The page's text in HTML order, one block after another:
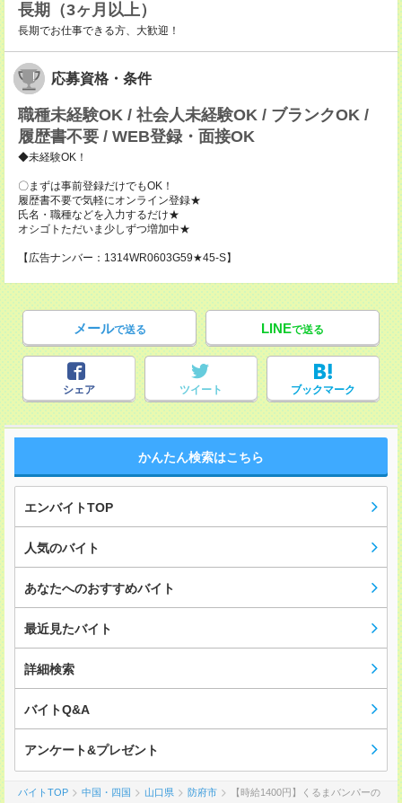
長期（3ヶ月以上）
長期でお仕事できる方、大歓迎！
応募資格・条件
職種未経験OK / 社会人未経験OK / ブランクOK /
履歴書不要 / WEB登録・面接OK
◆未経験OK！
〇まずは事前登録だけでもOK！
履歴書不要で気軽にオンライン登録★
氏名・職種などを入力するだけ★
オシゴトただいま少しずつ増加中★
【広告ナンバー：1314WR0603G59★45-S】
メールで送る LINEで送る
シェア ツイート ブックマーク
かんたん検索はこちら
エンバイトTOP
人気のバイト
あなたへのおすすめバイト
最近見たバイト
詳細検索
バイトQ&A
アンケート&プレゼント
バイトTOP 中国・四国 山口県 防府市
【時給1400円】くるまバンパーの